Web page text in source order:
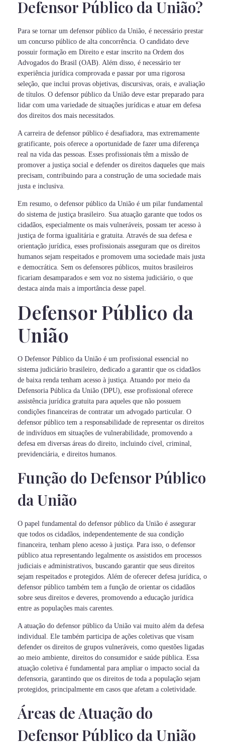
Defensor Público da União?
Para se tornar um defensor público da União, é necessário prestar
um concurso público de alta concorrência. O candidato deve
possuir formação em Direito e estar inscrito na Ordem dos
Advogados do Brasil (OAB). Além disso, é necessário ter
experiência jurídica comprovada e passar por uma rigorosa
seleção, que inclui provas objetivas, discursivas, orais, e avaliação
de títulos. O defensor público da União deve estar preparado para
lidar com uma variedade de situações jurídicas e atuar em defesa
dos direitos dos mais necessitados.
A carreira de defensor público é desafiadora, mas extremamente
gratificante, pois oferece a oportunidade de fazer uma diferença
real na vida das pessoas. Esses profissionais têm a missão de
promover a justiça social e defender os direitos daqueles que mais
precisam, contribuindo para a construção de uma sociedade mais
justa e inclusiva.
Em resumo, o defensor público da União é um pilar fundamental
do sistema de justiça brasileiro. Sua atuação garante que todos os
cidadãos, especialmente os mais vulneráveis, possam ter acesso à
justiça de forma igualitária e gratuita. Através de sua defesa e
orientação jurídica, esses profissionais asseguram que os direitos
humanos sejam respeitados e promovem uma sociedade mais justa
e democrática. Sem os defensores públicos, muitos brasileiros
ficariam desamparados e sem voz no sistema judiciário, o que
destaca ainda mais a importância desse papel.
Defensor Público da
União
O Defensor Público da União é um profissional essencial no
sistema judiciário brasileiro, dedicado a garantir que os cidadãos
de baixa renda tenham acesso à justiça. Atuando por meio da
Defensoria Pública da União (DPU), esse profissional oferece
assistência jurídica gratuita para aqueles que não possuem
condições financeiras de contratar um advogado particular. O
defensor público tem a responsabilidade de representar os direitos
de indivíduos em situações de vulnerabilidade, promovendo a
defesa em diversas áreas do direito, incluindo cível, criminal,
previdenciária, e direitos humanos.
Função do Defensor Público
da União
O papel fundamental do defensor público da União é assegurar
que todos os cidadãos, independentemente de sua condição
financeira, tenham pleno acesso à justiça. Para isso, o defensor
público atua representando legalmente os assistidos em processos
judiciais e administrativos, buscando garantir que seus direitos
sejam respeitados e protegidos. Além de oferecer defesa jurídica, o
defensor público também tem a função de orientar os cidadãos
sobre seus direitos e deveres, promovendo a educação jurídica
entre as populações mais carentes.
A atuação do defensor público da União vai muito além da defesa
individual. Ele também participa de ações coletivas que visam
defender os direitos de grupos vulneráveis, como questões ligadas
ao meio ambiente, direitos do consumidor e saúde pública. Essa
atuação coletiva é fundamental para ampliar o impacto social da
defensoria, garantindo que os direitos de toda a população sejam
protegidos, principalmente em casos que afetam a coletividade.
Áreas de Atuação do
Defensor Público da União